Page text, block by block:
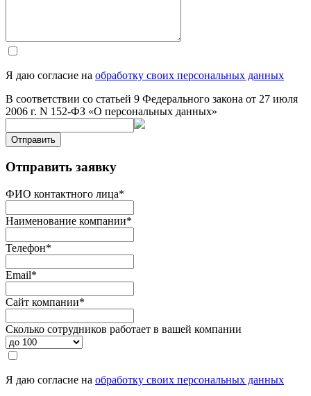
Я даю согласие на обработку своих персональных данных
В соответствии со статьей 9 Федерального закона от 27 июля
2006 г. N 152-ФЗ «О персональных данных»
Отправить
Отправить заявку
ФИО контактного лица*
Наименование компании*
Телефон*
Email*
Сайт компании*
Сколько сотрудников работает в вашей компании
Я даю согласие на обработку своих персональных данных